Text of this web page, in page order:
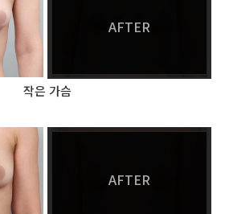
AFTER
작은 가슴
AFTER